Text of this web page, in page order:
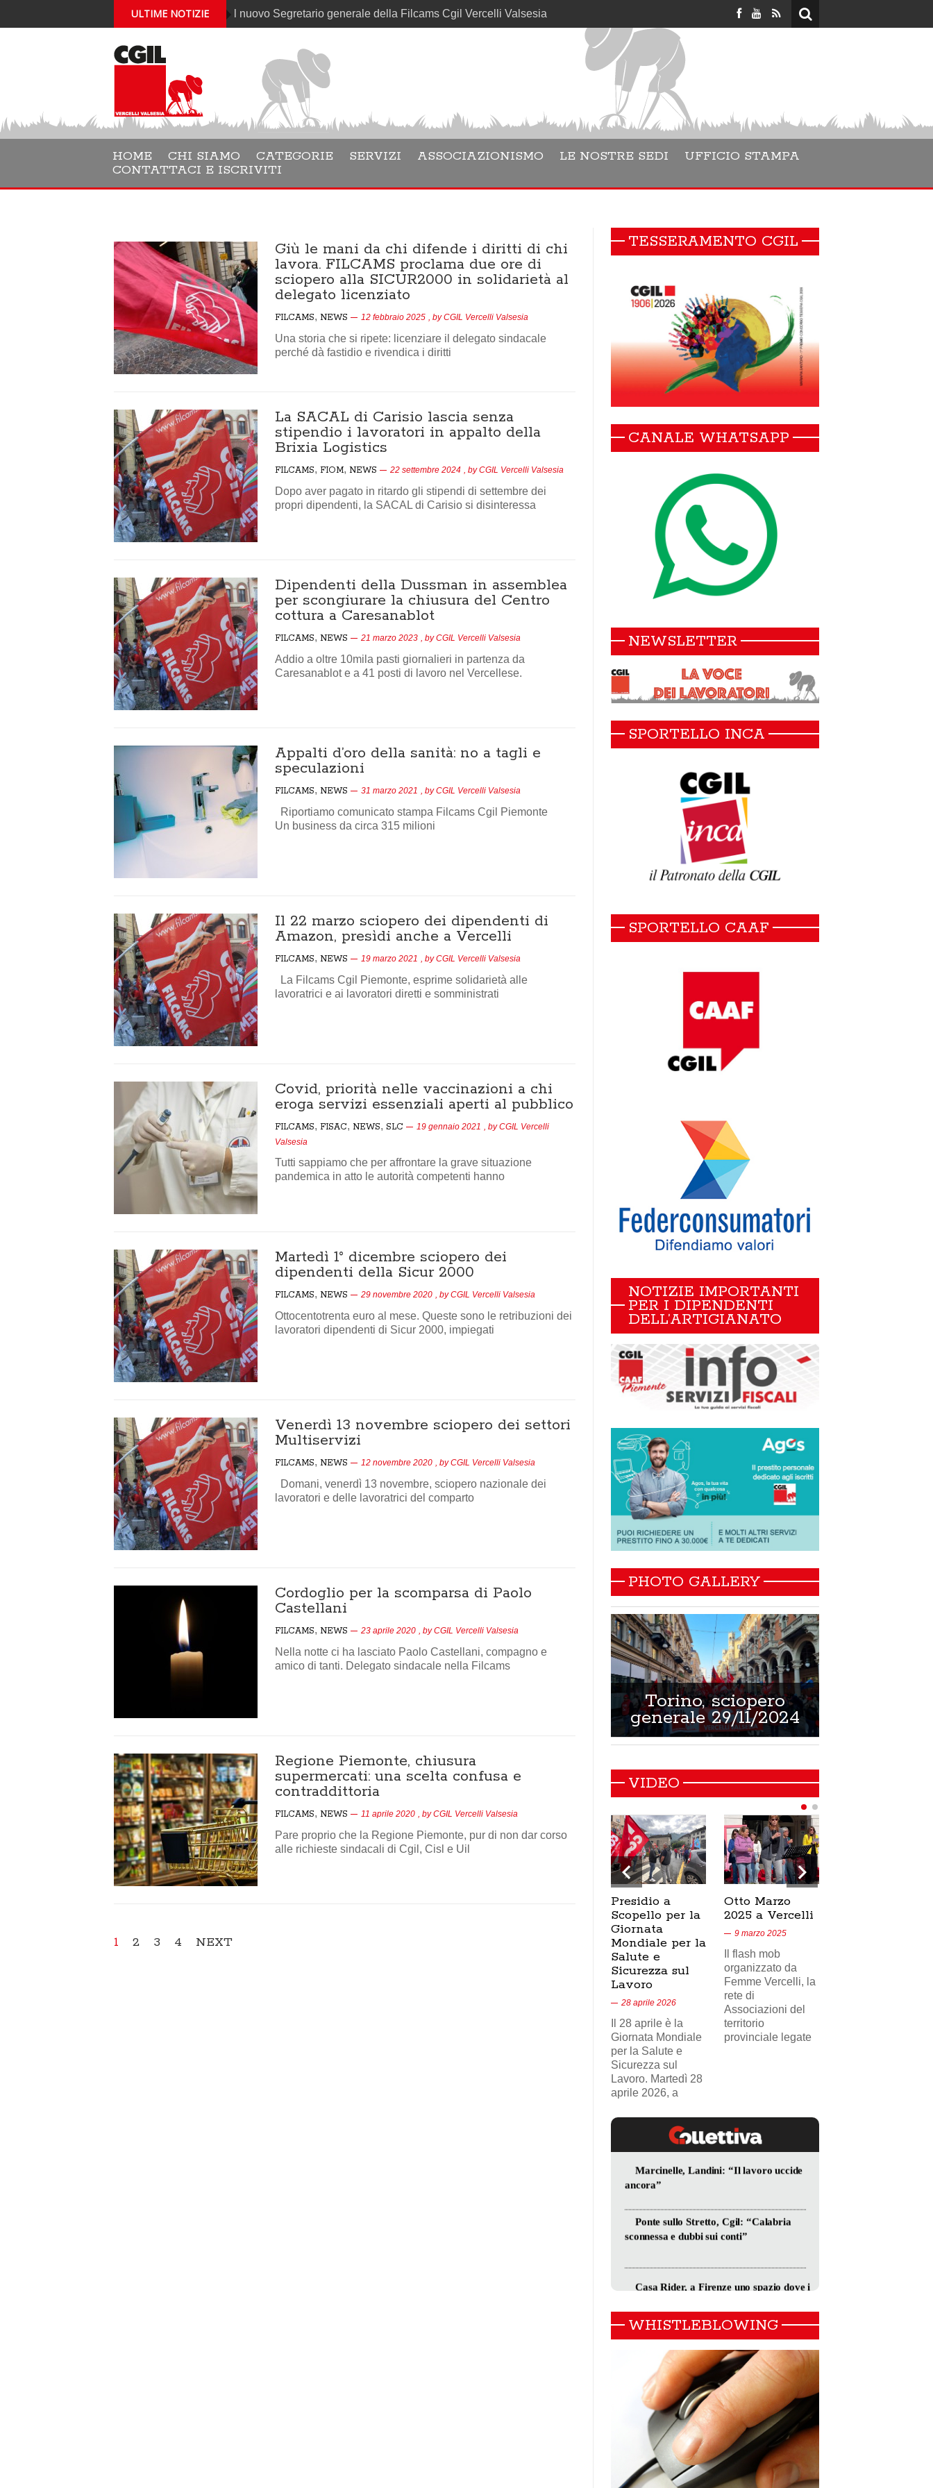
ULTIME NOTIZIE
Gabriele Cantelli è il nuovo Segretario generale della Filcams Cgil Vercelli Valsesia
HOME CHI SIAMO CATEGORIE SERVIZI ASSOCIAZIONISMO LE NOSTRE SEDI
UFFICIO STAMPA
CONTATTACI E ISCRIVITI
Giù le mani da chi difende i diritti di chi
lavora. FILCAMS proclama due ore di
sciopero alla SICUR2000 in solidarietà al
delegato licenziato
FILCAMS, NEWS 12 febbraio 2025 , byCGIL Vercelli Valsesia
Una storia che si ripete: licenziare il delegato sindacale
perché dà fastidio e rivendica i diritti
La SACAL di Carisio lascia senza
stipendio i lavoratori in appalto della
Brixia Logistics
FILCAMS, FIOM, NEWS 22 settembre 2024 , byCGIL Vercelli Valsesia
Dopo aver pagato in ritardo gli stipendi di settembre dei
propri dipendenti, la SACAL di Carisio si disinteressa
Dipendenti della Dussman in assemblea
per scongiurare la chiusura del Centro
cottura a Caresanablot
FILCAMS, NEWS 21 marzo 2023 , byCGIL Vercelli Valsesia
Addio a oltre 10mila pasti giornalieri in partenza da
Caresanablot e a 41 posti di lavoro nel Vercellese.
Appalti d’oro della sanità: no a tagli e
speculazioni
FILCAMS, NEWS 31 marzo 2021 , byCGIL Vercelli Valsesia
Riportiamo comunicato stampa Filcams Cgil Piemonte
Un business da circa 315 milioni
Il 22 marzo sciopero dei dipendenti di
Amazon, presìdi anche a Vercelli
FILCAMS, NEWS 19 marzo 2021 , byCGIL Vercelli Valsesia
La Filcams Cgil Piemonte, esprime solidarietà alle
lavoratrici e ai lavoratori diretti e somministrati
Covid, priorità nelle vaccinazioni a chi
eroga servizi essenziali aperti al pubblico
FILCAMS, FISAC, NEWS, SLC 19 gennaio 2021 , byCGIL Vercelli
Valsesia
Tutti sappiamo che per affrontare la grave situazione
pandemica in atto le autorità competenti hanno
Martedì 1° dicembre sciopero dei
dipendenti della Sicur 2000
FILCAMS, NEWS 29 novembre 2020 , byCGIL Vercelli Valsesia
Ottocentotrenta euro al mese. Queste sono le retribuzioni dei
lavoratori dipendenti di Sicur 2000, impiegati
Venerdì 13 novembre sciopero dei settori
Multiservizi
FILCAMS, NEWS 12 novembre 2020 , byCGIL Vercelli Valsesia
Domani, venerdì 13 novembre, sciopero nazionale dei
lavoratori e delle lavoratrici del comparto
Cordoglio per la scomparsa di Paolo
Castellani
FILCAMS, NEWS 23 aprile 2020 , byCGIL Vercelli Valsesia
Nella notte ci ha lasciato Paolo Castellani, compagno e
amico di tanti. Delegato sindacale nella Filcams
Regione Piemonte, chiusura
supermercati: una scelta confusa e
contraddittoria
FILCAMS, NEWS 11 aprile 2020 , byCGIL Vercelli Valsesia
Pare proprio che la Regione Piemonte, pur di non dar corso
alle richieste sindacali di Cgil, Cisl e Uil
1 2 3 4 NEXT
TESSERAMENTO CGIL
CANALE WHATSAPP
NEWSLETTER
SPORTELLO INCA
SPORTELLO CAAF
NOTIZIE IMPORTANTI
PER I DIPENDENTI
DELL’ARTIGIANATO
PHOTO GALLERY
Torino, sciopero
generale 29/11/2024
VIDEO
Presidio a
Scopello per la
Giornata
Mondiale per la
Salute e
Sicurezza sul
Lavoro
28 aprile 2026
Il 28 aprile è la
Giornata Mondiale
per la Salute e
Sicurezza sul
Lavoro. Martedì 28
aprile 2026, a
Otto Marzo
2025 a Vercelli
9 marzo 2025
Il flash mob
organizzato da
Femme Vercelli, la
rete di
Associazioni del
territorio
provinciale legate
WHISTLEBLOWING